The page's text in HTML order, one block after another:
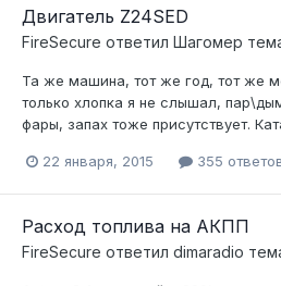
Двигатель Z24SED
FireSecure ответил Шагомер
Та же машина, тот же год, тот же
только хлопка я не слышал,
фары, запах тоже присутствует.
22 января, 2015 355
Расход топлива на АКПП
FireSecure ответил dimaradio